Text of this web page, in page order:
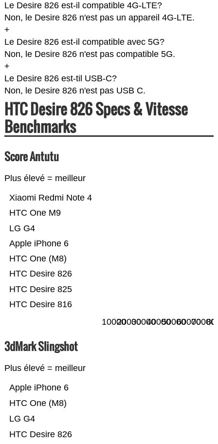
Le Desire 826 est-il compatible 4G-LTE?
Non, le Desire 826 n'est pas un appareil 4G-LTE.
+
Le Desire 826 est-il compatible avec 5G?
Non, le Desire 826 n'est pas compatible 5G.
+
Le Desire 826 est-til USB-C?
Non, le Desire 826 n'est pas USB C.
HTC Desire 826 Specs & Vitesse
Benchmarks
Score Antutu
Plus élevé = meilleur
HTC Desire 816
HTC Desire 825
HTC Desire 826
HTC One (M8)
Apple iPhone 6
LG G4
HTC One M9
Xiaomi Redmi Note 4
10000200003000040000500006000070000
3dMark Slingshot
Plus élevé = meilleur
HTC Desire 826
LG G4
HTC One (M8)
Apple iPhone 6